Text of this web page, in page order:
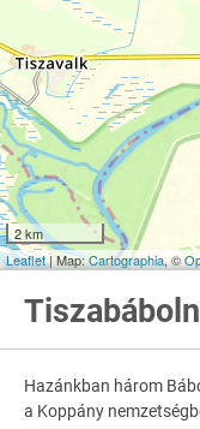
2 km
Leaflet| Map:Cartographia, ©
Hazánkban három
a Koppány